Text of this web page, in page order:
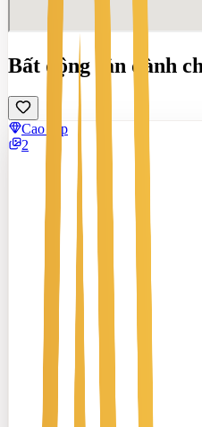
Bất động sản dành
Cao cấp
2